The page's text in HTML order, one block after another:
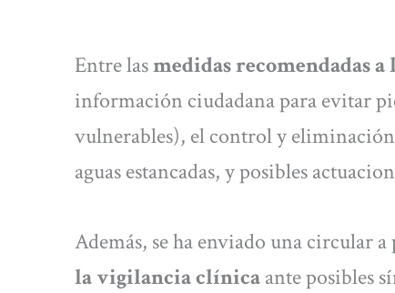
Entre lasmedidas recomendadas
información ciudadana para evitar
vulnerables), el control y
aguas estancadas, y posibles
Además, se ha enviado una circular
la vigilancia clínicaante posibles